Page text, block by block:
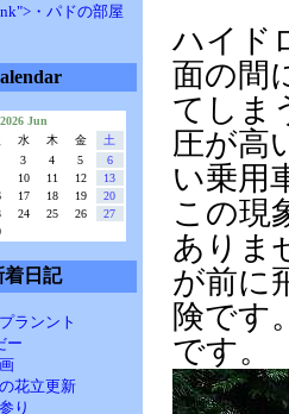
・パドの部屋
2026 Jun
水 木 金
土
3 4 5
6
10 11 12
13
17 18 19
20
24 25 26
27
着日記
ランント
ー
花立更新
り
ハイド
面の間
てしま
圧が高
い乗用
この現
ありま
が前に
険です
です。